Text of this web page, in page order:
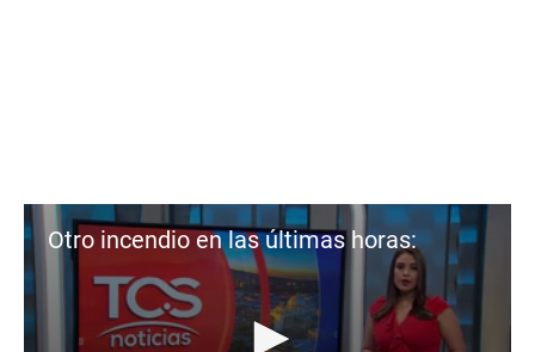
Otro incendio en las últimas horas: